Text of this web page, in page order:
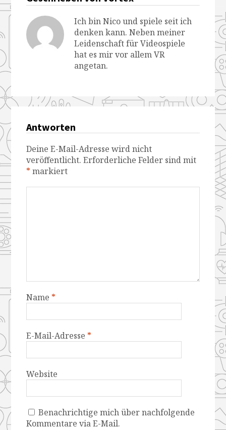
Ich bin Nico und spiele seit ich
denken kann. Neben meiner
Leidenschaft für Videospiele
hat es mir vor allem VR
angetan.
Antworten
Deine E-Mail-Adresse wird nicht
veröffentlicht. Erforderliche Felder sind mit
* markiert
Name *
E-Mail-Adresse *
Website
Benachrichtige mich über nachfolgende
Kommentare via E-Mail.